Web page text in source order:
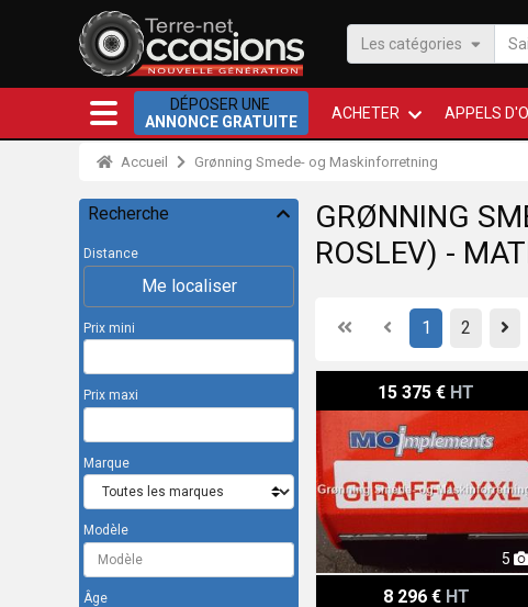
Les catégories
DÉPOSER UNE
ANNONCE GRATUITE
ACHETER APPELS
Accueil Grønning Smede- og Maskinforretning
Recherche
Distance
Me localiser
Prix mini
Prix maxi
Marque
Modèle
Âge
GRØNNING
ROSLEV) -
FirstPrevious
1 2
15 375 € HT
5
Maschio Giraffa XXL 260 HD
8 296 € HT
Kuhn TB 211 Select